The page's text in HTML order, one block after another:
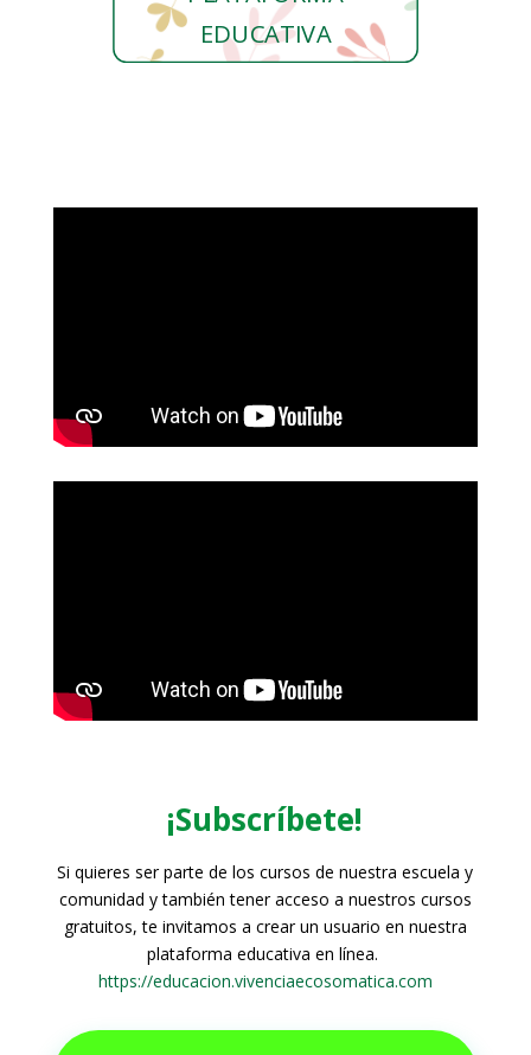
EDUCATIVA
¡Subscríbete!
Si quieres ser parte de los cursos de nuestra escuela y
comunidad y también tener acceso a nuestros cursos
gratuitos, te invitamos a crear un usuario en nuestra
plataforma educativa en línea.
https://educacion.vivenciaecosomatica.com